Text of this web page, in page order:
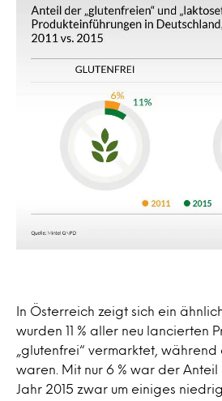
In Österreich zeigt sich ein
wurden 11 % aller neu lancierten
„glutenfrei“ vermarktet, während
waren. Mit nur 6 % war der Anteil
Jahr 2015 zwar um einiges